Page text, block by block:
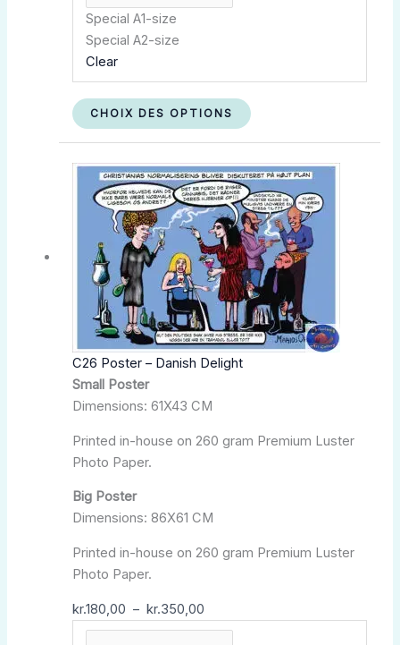
Special A1-size
Special A2-size
Clear
CHOIX DES OPTIONS
C26 Poster – Danish Delight
Small Poster
Dimensions: 61X43 CM
Printed in-house on 260 gram Premium Luster
Photo Paper.
Big Poster
Dimensions: 86X61 CM
Printed in-house on 260 gram Premium Luster
Photo Paper.
kr.180,00 – kr.350,00
de
prix :
kr.180,00
à
kr.350,00
produit
a
plusieurs
variations.
Les
options
peuvent
être
choisies
du